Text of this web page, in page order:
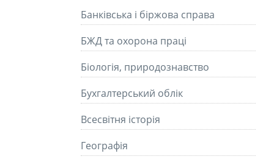
Банківська і біржова справа
БЖД та охорона праці
Біологія, природознавство
Бухгалтерський облік
Всесвітня історія
Географія